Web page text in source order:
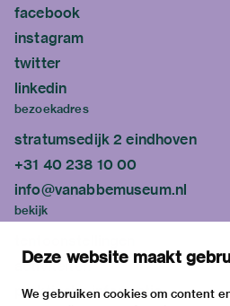
Deze website maakt
We gebruiken cookies om content
facebook
instagram
twitter
linkedin
bezoekadres
stratumsedijk 2 eindhoven
+31 40 238 10 00
info@vanabbemuseum.nl
bekijk
activiteiten
praktische informatie